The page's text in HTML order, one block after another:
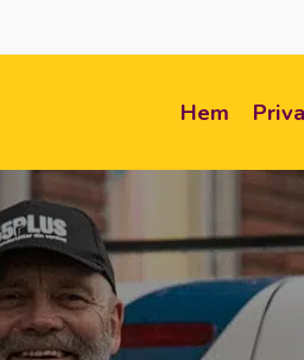
Hem